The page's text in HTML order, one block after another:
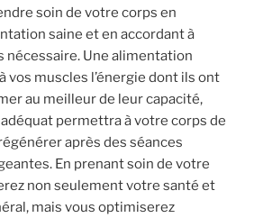
soin de votre corps en
saine et en accordant à
nécessaire. Une alimentation
vos muscles l’énergie dont ils ont
au meilleur de leur capacité,
permettra à votre corps de
après des séances
En prenant soin de votre
non seulement votre santé et
mais vous optimiserez